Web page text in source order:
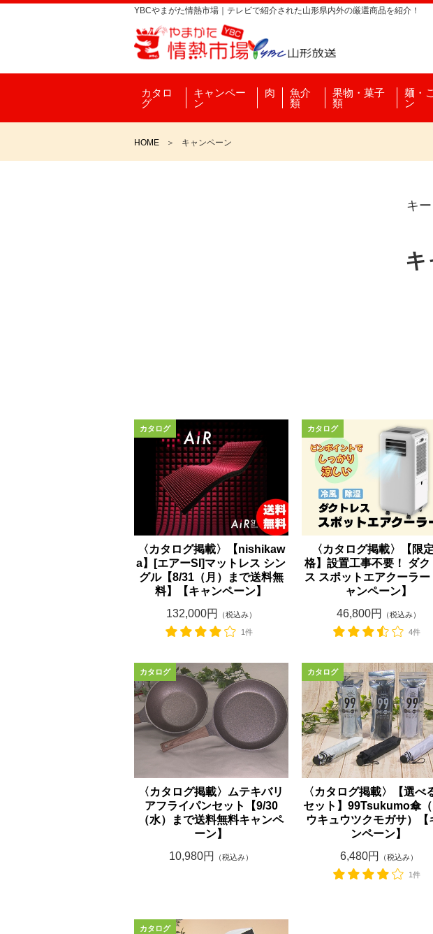
YBCやまがた情熱市場｜テレビで紹介された山形県内外の厳選商品を紹介！
カタロ
グ
キャンペー
ン
肉
魚介
類
果物・菓子
類
麺・
ン
HOME キャンペーン
キ
キ
〈カタログ掲載〉【nishikaw
a】[エアーSI]マットレス シン
グル【8/31（月）まで送料無
料】【キャンペーン】
132,000円
（税込み）
1件
〈カタログ掲載〉【限
格】設置工事不要！ ダク
ス スポットエアクーラー
ャンペーン】
46,800円
（税込み）
4件
〈カタログ掲載〉ムテキバリ
アフライパンセット【9/30
（水）まで送料無料キャンペ
ーン】
10,980円
（税込み）
〈カタログ掲載〉【選べ
セット】99Tsukumo傘
ウキュウツクモガサ）【
ンペーン】
6,480円
（税込み）
1件